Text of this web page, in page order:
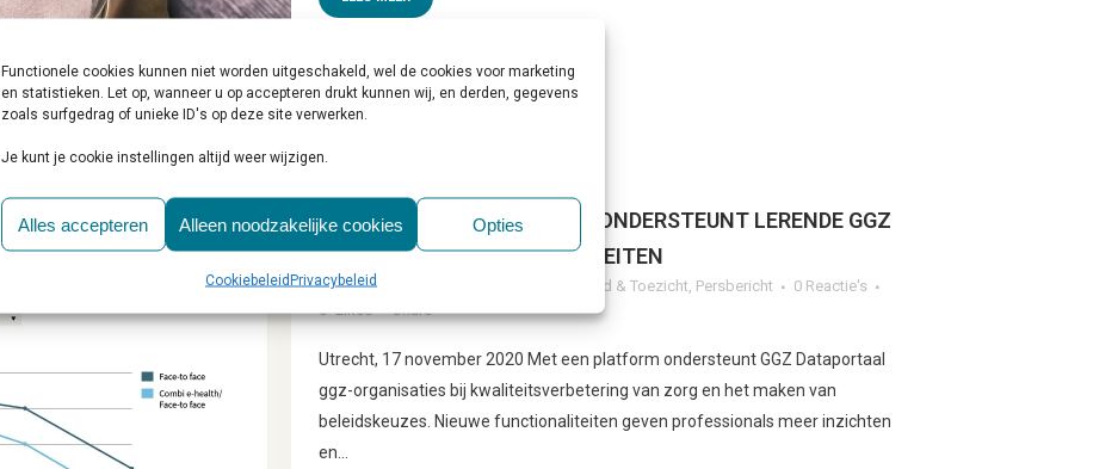
Functionele cookies kunnen niet worden uitgeschakeld, wel de cookies voor marketing
en statistieken. Let op, wanneer u op accepteren drukt kunnen wij, en derden, gegevens
zoals surfgedrag of unieke ID's op deze site verwerken.
Je kunt je cookie instellingen altijd weer wijzigen.
Alles accepteren Alleen noodzakelijke cookies Opties
CookiebeleidPrivacybeleid
17 NOVGGZ DATAPORTAAL ONDERSTEUNT LERENDE GGZ
MET NIEUWE FUNCTIONALITEITEN
Geplaatst op 15:00h Beleid & Toezicht, Persbericht
0 Reactie's
0 Likes Share
Utrecht, 17 november 2020 Met een platform ondersteunt GGZ Dataportaal
ggz-organisaties bij kwaliteitsverbetering van zorg en het maken van
beleidskeuzes. Nieuwe functionaliteiten geven professionals meer inzichten
en...